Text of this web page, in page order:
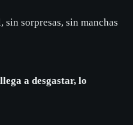
sin sorpresas, sin manchas
a desgastar, lo